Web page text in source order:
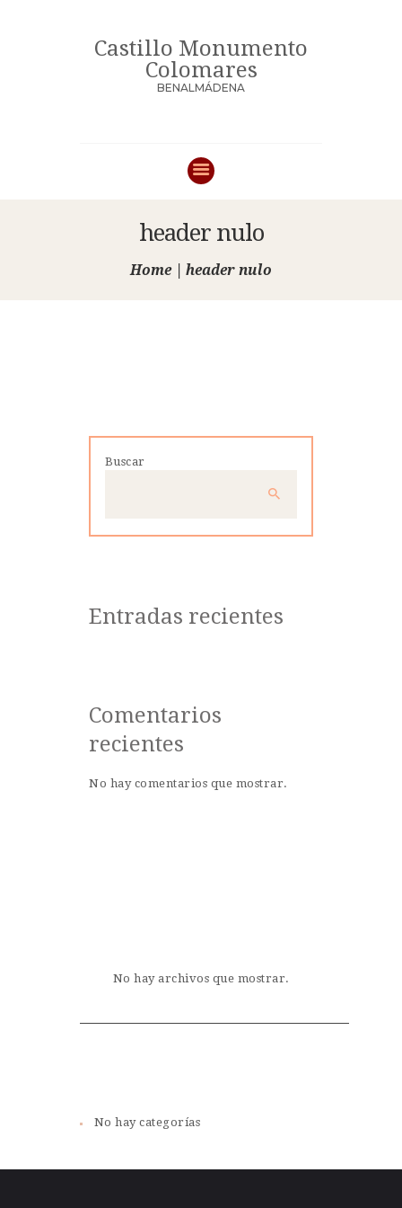
Castillo Monumento
Colomares
BENALMÁDENA
header nulo
Home header nulo
Castillo Monumento Colomares
BENALMÁDENA
FOTOS
Buscar
Entradas recientes
Comentarios
recientes
No hay comentarios que mostrar.
No hay archivos que mostrar.
No hay categorías